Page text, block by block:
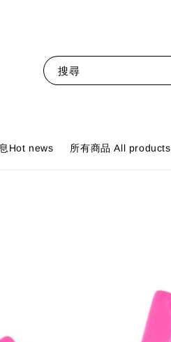
搜尋
Hot news 所有商品 All products